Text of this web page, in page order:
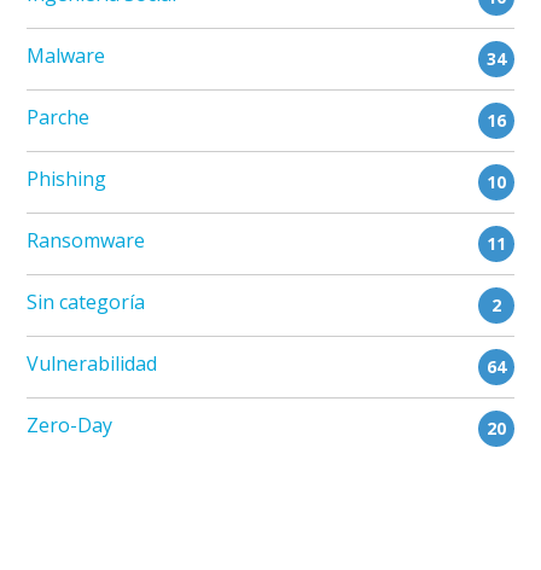
Malware 34
Parche 16
Phishing 10
Ransomware 11
Sin categoría 2
Vulnerabilidad 64
Zero-Day 20